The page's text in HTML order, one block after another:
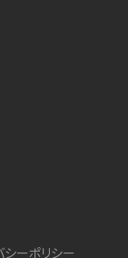
シーポリシー